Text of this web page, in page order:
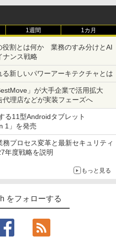
1週間 1カ月
役割とは何か 業務のすみ分けとAI
ナンス戦略
新しいパワーアーキテクチャとは
」が大手企業で活用拡大
理店などが実装フェーズへ
る11型Androidタブレット
1」を発売
プロセス変革と最新セキュリティ
度戦略を説明
もっと見る
をフォローする